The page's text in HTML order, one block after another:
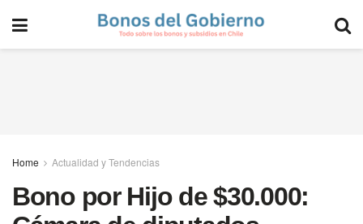
Home Actualidad y Tendencias
Bono por Hijo de $30.000: